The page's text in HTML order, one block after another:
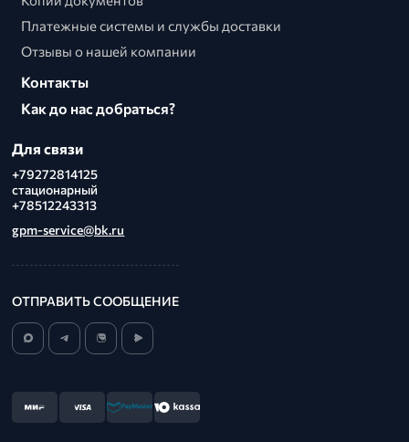
Платежные системы и службы доставки
Отзывы о нашей компании
Контакты
Как до нас добраться?
Для связи
+79272814125
стационарный
+78512243313
gpm-service@bk.ru
ОТПРАВИТЬ СООБЩЕНИЕ